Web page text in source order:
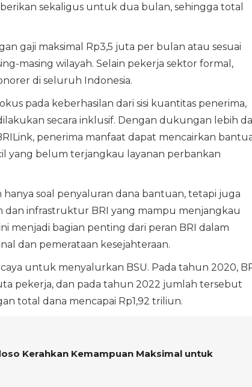
sekaligus untuk dua bulan, sehingga total
gaji maksimal Rp3,5 juta per bulan atau sesuai
masing wilayah. Selain pekerja sektor formal,
di seluruh Indonesia.
pada keberhasilan dari sisi kuantitas penerima,
secara inklusif. Dengan dukungan lebih
penerima manfaat dapat mencairkan
yang belum terjangkau layanan perbankan
soal penyaluran dana bantuan, tetapi juga
infrastruktur BRI yang mampu menjangkau
menjadi bagian penting dari peran BRI dalam
dan pemerataan kesejahteraan.
untuk menyalurkan BSU. Pada tahun 2020,
pekerja, dan pada tahun 2022 jumlah tersebut
total dana mencapai Rp1,92 triliun.
Kerahkan Kemampuan Maksimal untuk